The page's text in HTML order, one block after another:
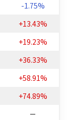
-1.75%
+13.43%
+19.23%
+36.33%
+58.91%
+74.89%
－